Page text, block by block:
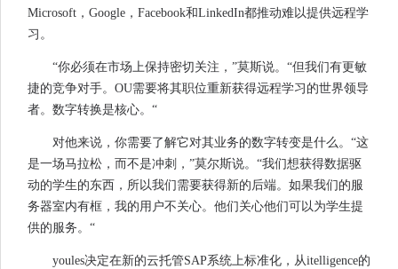
Microsoft，Google，Facebook和LinkedIn都推动难以提供远程学
习。
“你必须在市场上保持密切关注，”莫斯说。“但我们有更敏
捷的竞争对手。OU需要将其职位重新获得远程学习的世界领导
者。数字转换是核心。“
对他来说，你需要了解它对其业务的数字转变是什么。“这
是一场马拉松，而不是冲刺，”莫尔斯说。“我们想获得数据驱
动的学生的东西，所以我们需要获得新的后端。如果我们的服
务器室内有框，我的用户不关心。他们关心他们可以为学生提
供的服务。“
youles决定在新的云托管SAP系统上标准化，从itelligence的